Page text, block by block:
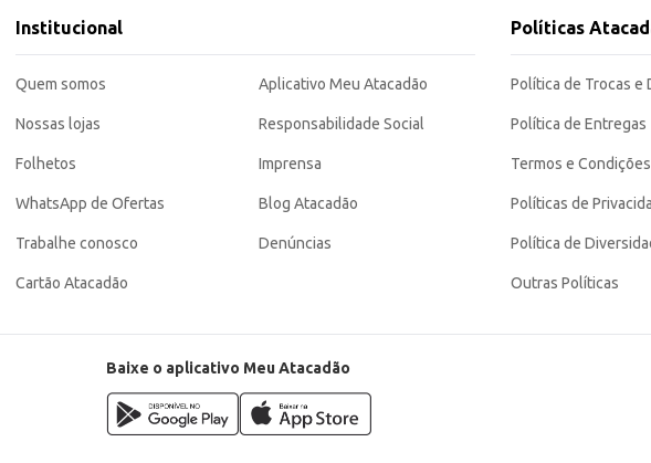
de qualidade para seus clientes ou para o consumo doméstico. Sua embalagem de 250g é
Institucional
Quem somos
Nossas lojas
Folhetos
WhatsApp de Ofertas
Trabalhe conosco
Cartão Atacadão
Aplicativo Meu Atacadão
Responsabilidade Social
Imprensa
Blog Atacadão
Denúncias
Políticas
Política de Trocas e
Política de Entregas
Termos e
Políticas de
Política de
Outras Políticas
Baixe o aplicativo Meu Atacadão